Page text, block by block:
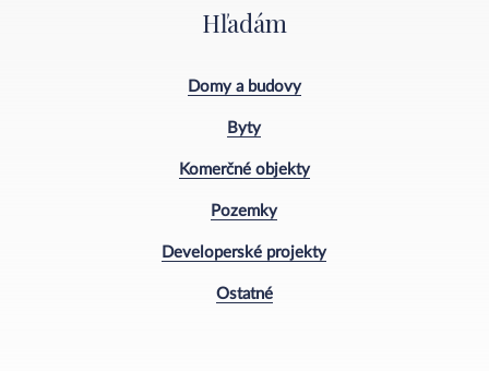
Hľadám
Domy a budovy
Byty
Komerčné objekty
Pozemky
Developerské projekty
Ostatné